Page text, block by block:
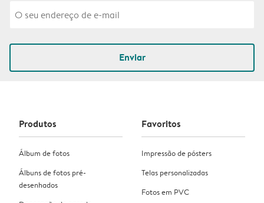
Enviar
Produtos
Álbum de fotos
Álbuns de fotos pré-
desenhados
Favoritos
Impressão de pósters
Telas personalizadas
Fotos em PVC